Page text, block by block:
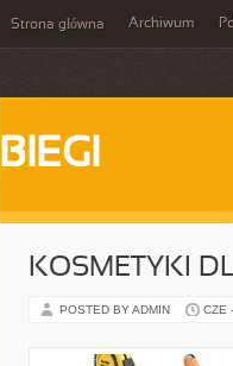
Strona główna Archiwum
BIEGI
KOSMETYKI
POSTED BY ADMIN CZE